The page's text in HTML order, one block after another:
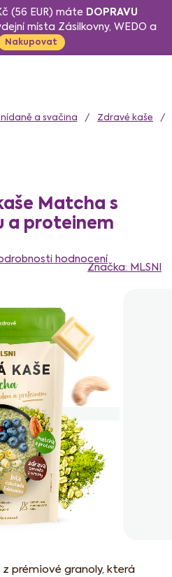
(56 EUR) máte DOPRAVU
místa Zásilkovny, WEDO a
Nakupovat
a svačina
Zdravé kaše
Matcha s
a proteinem
hodnocení
Značka: MLSNI
prémiové granoly, která